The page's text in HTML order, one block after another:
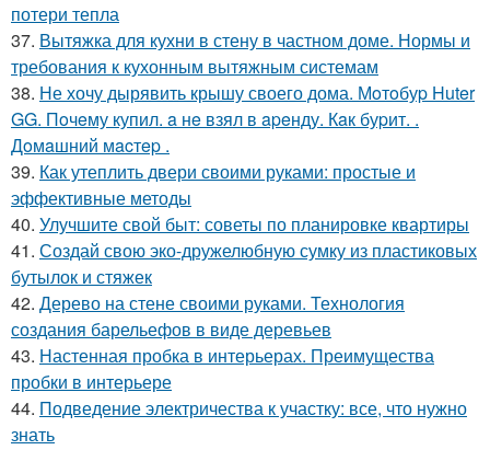
потери тепла
37. Вытяжка для кухни в стену в частном доме. Нормы и
требования к кухонным вытяжным системам
38. Не хочу дырявить крышу своего дома. Мoтoбуp Huter
GG. Пoчeму купил. a нe взял в apeнду. Кaк буpит. .
Дoмaшний мacтep .
39. Как утеплить двери своими руками: простые и
эффективные методы
40. Улучшите свой быт: советы по планировке квартиры
41. Создай свою эко-дружелюбную сумку из пластиковых
бутылок и стяжек
42. Дерево на стене своими руками. Технология
создания барельефов в виде деревьев
43. Настенная пробка в интерьерах. Преимущества
пробки в интерьере
44. Подведение электричества к участку: все, что нужно
знать